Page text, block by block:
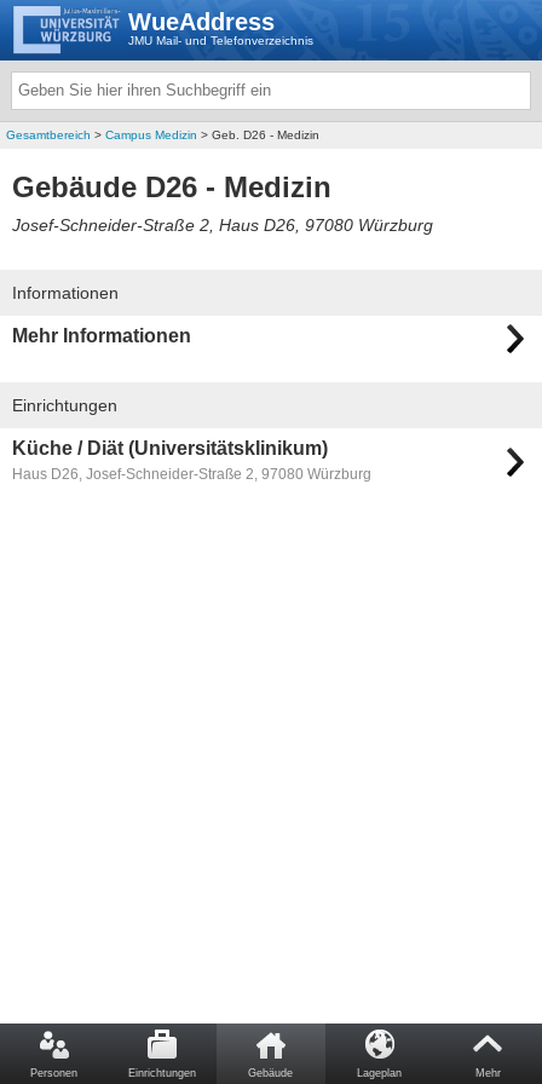
WueAddress
JMU Mail- und Telefonverzeichnis
Gesamtbereich > Campus Medizin > Geb. D26 - Medizin
Gebäude D26 - Medizin
Josef-Schneider-Straße 2, Haus D26, 97080 Würzburg
Informationen
Mehr Informationen
Einrichtungen
Küche / Diät (Universitätsklinikum)
Haus D26, Josef-Schneider-Straße 2, 97080 Würzburg
Personen Einrichtungen Gebäude Lageplan Mehr